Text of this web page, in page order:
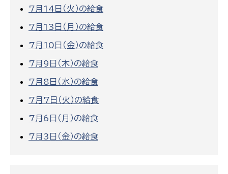
7月14日（火）の給食
7月13日（月）の給食
7月10日（金）の給食
7月9日（木）の給食
7月8日（水）の給食
7月7日（火）の給食
7月6日（月）の給食
7月3日（金）の給食